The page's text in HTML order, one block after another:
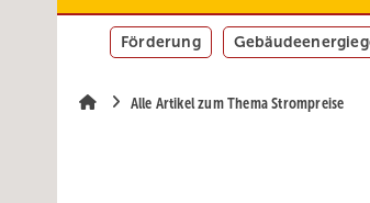
Förderung
Alle Artikel zum Thema Strompreise